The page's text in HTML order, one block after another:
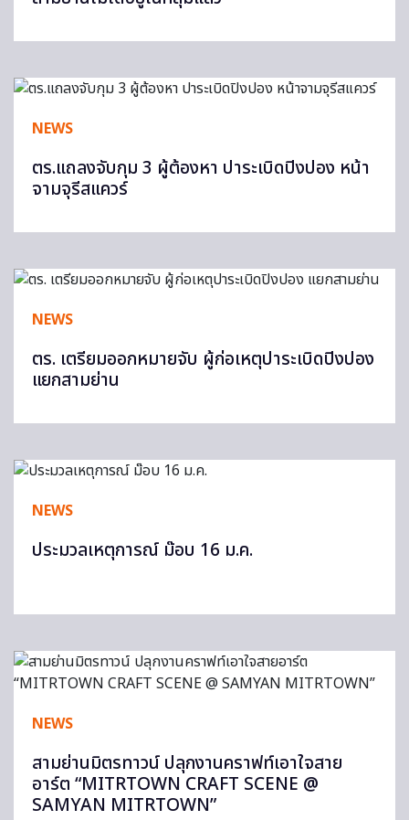
NEWS
ตร.แถลงจับกุม 3 ผู้ต้องหา ปาระเบิดปิงปอง หน้า
จามจุรีสแควร์
NEWS
ตร. เตรียมออกหมายจับ ผู้ก่อเหตุปาระเบิดปิงปอง
แยกสามย่าน
NEWS
ประมวลเหตุการณ์ ม๊อบ 16 ม.ค.
NEWS
สามย่านมิตรทาวน์ ปลุกงานคราฟท์เอาใจสาย
อาร์ต “MITRTOWN CRAFT SCENE @
SAMYAN MITRTOWN”